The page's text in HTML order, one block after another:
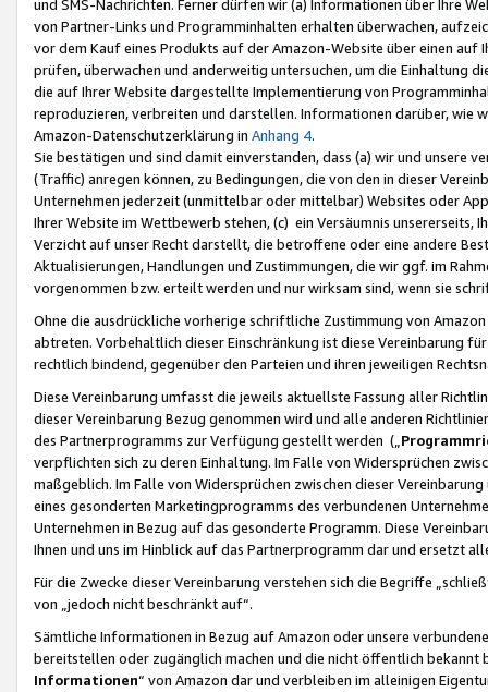
und SMS-Nachrichten. Ferner dürfen wir (a) Informationen über Ihre
von Partner-Links und Programminhalten erhalten überwachen,
vor dem Kauf eines Produkts auf der Amazon-Website über einen
prüfen, überwachen und anderweitig untersuchen, um die Einhaltung
die auf Ihrer Website dargestellte Implementierung von
reproduzieren, verbreiten und darstellen. Informationen darüber, wie
Amazon-Datenschutzerklärung in Anhang 4.
Sie bestätigen und sind damit einverstanden, dass (a) wir und
(Traffic) anregen können, zu Bedingungen, die von den in dieser
Unternehmen jederzeit (unmittelbar oder mittelbar) Websites oder
Ihrer Website im Wettbewerb stehen, (c) ein Versäumnis unsererseits,
Verzicht auf unser Recht darstellt, die betroffene oder eine andere
Aktualisierungen, Handlungen und Zustimmungen, die wir ggf. im
vorgenommen bzw. erteilt werden und nur wirksam sind, wenn sie
Ohne die ausdrückliche vorherige schriftliche Zustimmung von
abtreten. Vorbehaltlich dieser Einschränkung ist diese Vereinbarung
rechtlich bindend, gegenüber den Parteien und ihren jeweiligen
Diese Vereinbarung umfasst die jeweils aktuellste Fassung aller
dieser Vereinbarung Bezug genommen wird und alle anderen
des Partnerprogramms zur Verfügung gestellt werden („
verpflichten sich zu deren Einhaltung. Im Falle von Widersprüchen
maßgeblich. Im Falle von Widersprüchen zwischen dieser
eines gesonderten Marketingprogramms des verbundenen
Unternehmen in Bezug auf das gesonderte Programm. Diese
Ihnen und uns im Hinblick auf das Partnerprogramm dar und ersetzt
Für die Zwecke dieser Vereinbarung verstehen sich die Begriffe
von „jedoch nicht beschränkt auf“.
Sämtliche Informationen in Bezug auf Amazon oder unsere
bereitstellen oder zugänglich machen und die nicht öffentlich
Informationen“ von Amazon dar und verbleiben im alleinigen